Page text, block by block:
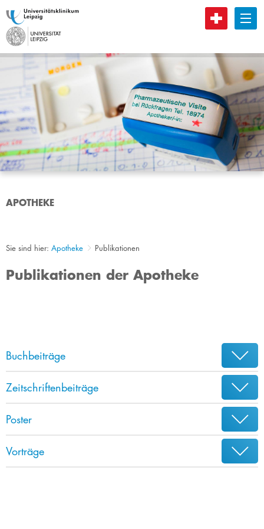
B
APOTHEKE
Sie sind hier: Apotheke Publikationen
Publikationen der Apotheke
Buchbeiträge
Zeitschriftenbeiträge
Poster
Vorträge